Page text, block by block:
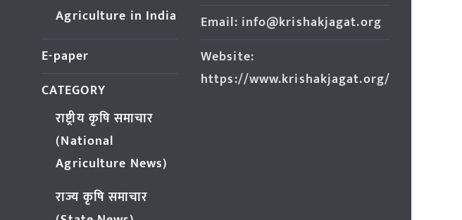
Agriculture in India
E-paper
CATEGORY
राष्ट्रीय कृषि समाचार
(National
Agriculture News)
राज्य कृषि समाचार
Email: info@krishakjagat.org
Website:
https://www.krishakjagat.org/